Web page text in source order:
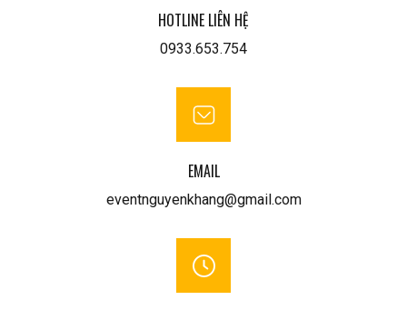
HOTLINE LIÊN HỆ
0933.653.754
EMAIL
eventnguyenkhang@gmail.com